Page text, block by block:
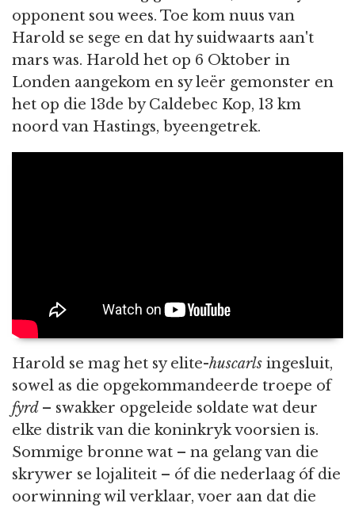
opponent sou wees. Toe kom nuus van
Harold se sege en dat hy suidwaarts aan't
mars was. Harold het op 6 Oktober in
Londen aangekom en sy leër gemonster en
het op die 13de by Caldebec Kop, 13 km
noord van Hastings, byeengetrek.
Harold se mag het sy elite-huscarls ingesluit,
sowel as die opgekommandeerde troepe of
fyrd – swakker opgeleide soldate wat deur
elke distrik van die koninkryk voorsien is.
Sommige bronne wat – na gelang van die
skrywer se lojaliteit – óf die nederlaag óf die
oorwinning wil verklaar, voer aan dat die